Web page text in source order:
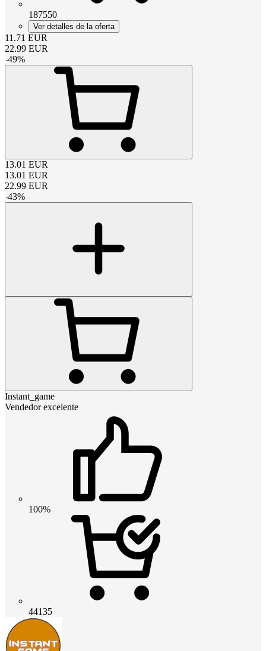
187550
Ver detalles de la oferta
11.71 EUR
22.99 EUR
-49%
13.01 EUR
13.01 EUR
22.99 EUR
-43%
Instant_game
Vendedor excelente
100%
44135